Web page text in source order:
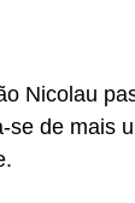
Nicolau
se de mais